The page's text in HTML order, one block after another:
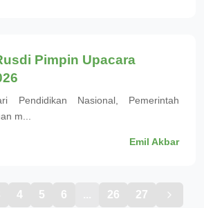
Pimpin Upacara
Pendidikan Nasional, Pemerintah
m...
Emil Akbar
4 5 6 26 27